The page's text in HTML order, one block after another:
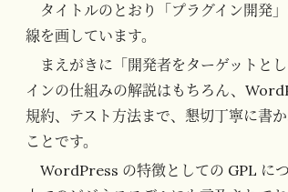
タイトルのとおり「プラグイン開発
線を画しています。
まえがきに「開発者をターゲットと
インの仕組みの解説はもちろん、
規約、テスト方法まで、懇切丁寧に書
ことです。
WordPress の特徴としての GPL に